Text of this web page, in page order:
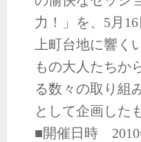
力！」を、5月
上町台地に響
もの大人たちか
る数々の取り組
として企画した
■開催日時 2010